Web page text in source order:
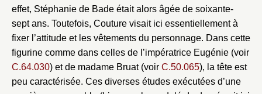
effet, Stéphanie de Bade était alors âgée de soixante-
sept ans. Toutefois, Couture visait ici essentiellement à
fixer l’attitude et les vêtements du personnage. Dans cette
figurine comme dans celles de l’impératrice Eugénie (voir
C.64.030) et de madame Bruat (voir C.50.065), la tête est
peu caractérisée. Ces diverses études exécutées d’une
Choix du dossier où ajouter la
notice
Fermer
Connexion